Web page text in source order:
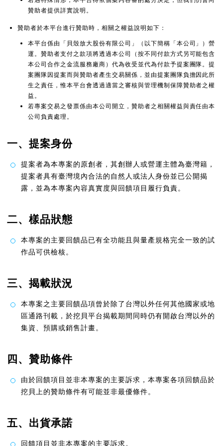
贊助者提供詳實說明。
贊助者於本平台進行贊助時，相關之權益說明如下：
本平台係由「貝殼放大股份有限公司」（以下簡稱「本公司」）營
運。贊助者支付之款項將透過本公司（按不同付款方式另可能包含
本公司合作之金流服務廠商）代為收受並代為付款予提案團隊。提
案團隊因提案而與贊助者產生交易關係，並由提案團隊負擔因此所
生之責任，惟本平台會透過適當之審核與管理機制保障贊助者之權
益。
若專案交易之發票係由本公司開立，贊助者之相關權益與責任由本
公司負責處理。
一、提案身份
提案者為本專案的原創者，其創辦人或營運主體為臺灣籍，
提案者具有臺灣境內合法的自然人或法人身份並已公開揭
露，並為本專案內容真實度與回饋項目履行負責。
二、樣品狀態
本專案的主要回饋品已有全功能且與量產規格完全一致的試
作品可供檢核。
三、揭載狀況
本專案之主要回饋品項曾於除了台灣以外任何其他國家或地
區通路刊載，於挖貝平台揭載期間同時仍有開啟台灣以外的
集資、預購或銷售計畫。
四、贊助條件
由於回饋項目並非本專案的主要訴求，本專案各項回饋品於
挖貝上的贊助條件有可能並非最優條件。
五、出貨承諾
回饋項目並非本專案的主要訴求。